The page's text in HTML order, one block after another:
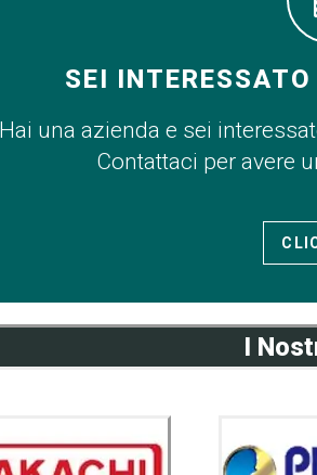
SEI
Hai una azienda e sei
Contattaci per avere
I